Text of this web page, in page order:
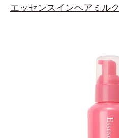
エッセンスインヘアミルク